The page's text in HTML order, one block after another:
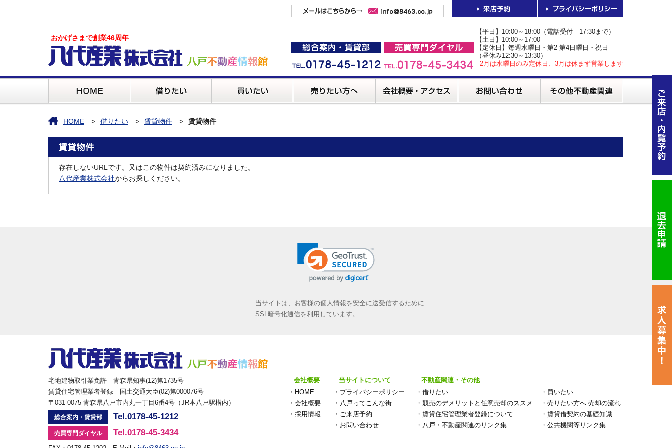
おかげさまで創業46周年
【平日】10:00～18:00（電話受付 17:30まで）
【土日】10:00～17:00
【定休日】毎週水曜日・第2 第4日曜日・祝日
（昼休み12:30～13:30）
2月は水曜日のみ定休日、3月は休まず営業します
HOME 借りたい 賃貸物件 賃貸物件
存在しないURLです。又はこの物件は契約済みになりました。
八代産業株式会社からお探しください。
当サイトは、お客様の個人情報を安全に送受信するために
SSL暗号化通信を利用しています。
宅地建物取引業免許 青森県知事(12)第1735号
賃貸住宅管理業者登録 国土交通大臣(02)第000076号
〒031-0075 青森県八戸市内丸一丁目6番4号（JR本八戸駅構内）
総合案内・賃貸部 Tel.0178-45-1212
売買専門ダイヤル Tel.0178-45-3434
会社概要
・ HOME
・ 会社概要
・ 採用情報
当サイトについて
・ プライバシーポリシー
・ 八戸ってこんな街
・ ご来店予約
・ お問い合わせ
不動産関連・その他
・ 借りたい ・ 買いたい
・ 競売のデメリットと任意売却のススメ ・ 売りたい方へ 売却の流れ
・ 賃貸住宅管理業者登録について ・ 賃貸借契約の基礎知識
・ 八戸・不動産関連のリンク集 ・ 公共機関等リンク集